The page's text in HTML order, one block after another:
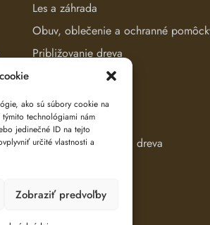
ako sú súbory cookie na
technológiami nám
jedinečné ID na tejto
určité vlastnosti a
Zobraziť predvoľby
Les a záhrada
Obuv, oblečenie a ochranné
Približovanie dreva
Robotické kosačky
Spracovanie dreva
Ťažba dreva
Značenie a evidencia dreva